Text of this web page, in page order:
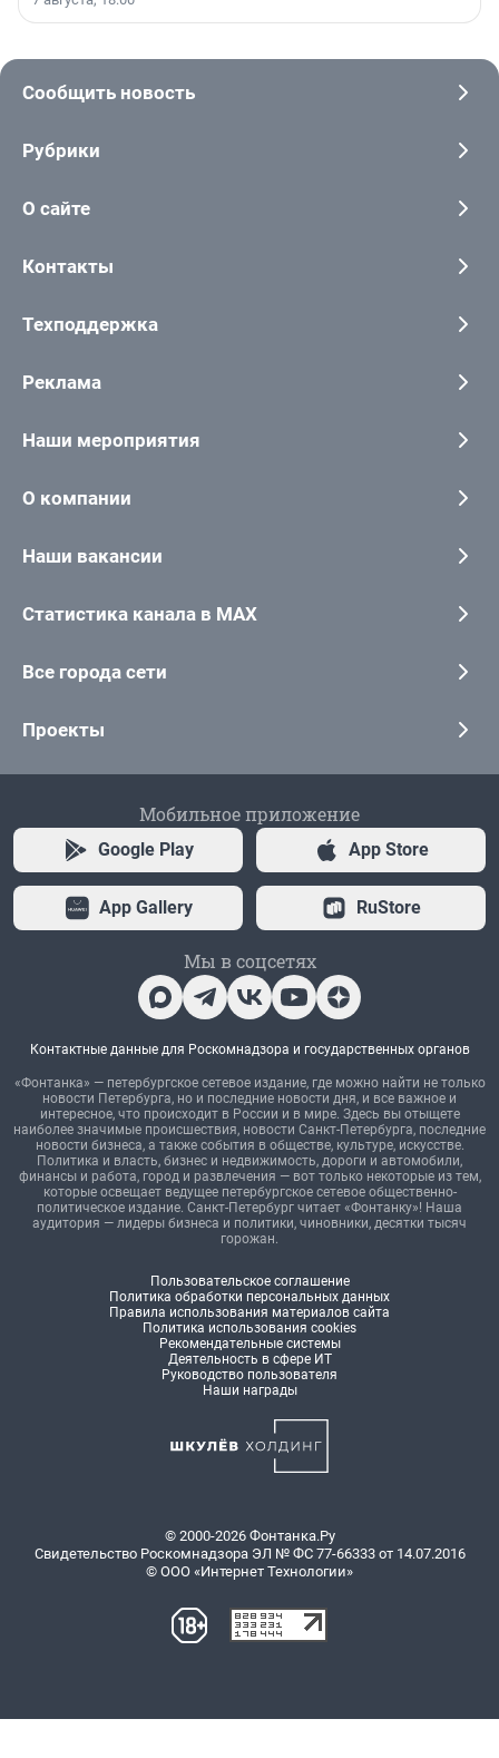
Сообщить новость
Рубрики
О сайте
Контакты
Техподдержка
Реклама
Наши мероприятия
О компании
Наши вакансии
Статистика канала в MAX
Все города сети
Проекты
Мобильное приложение
Google Play App Store
App Gallery RuStore
Мы в соцсетях
Контактные данные для Роскомнадзора и государственных органов
«Фонтанка» — петербургское сетевое издание, где можно найти не только
новости Петербурга, но и последние новости дня, и все важное и
интересное, что происходит в России и в мире. Здесь вы отыщете
наиболее значимые происшествия, новости Санкт-Петербурга, последние
новости бизнеса, а также события в обществе, культуре, искусстве.
Политика и власть, бизнес и недвижимость, дороги и автомобили,
финансы и работа, город и развлечения — вот только некоторые из тем,
которые освещает ведущее петербургское сетевое общественно-
политическое издание. Санкт-Петербург читает «Фонтанку»! Наша
аудитория — лидеры бизнеса и политики, чиновники, десятки тысяч
горожан.
Пользовательское соглашение
Политика обработки персональных данных
Правила использования материалов сайта
Политика использования cookies
Рекомендательные системы
Деятельность в сфере ИТ
Руководство пользователя
Наши награды
© 2000-2026 Фонтанка.Ру
Свидетельство Роскомнадзора ЭЛ № ФС 77-66333 от 14.07.2016
© ООО «Интернет Технологии»